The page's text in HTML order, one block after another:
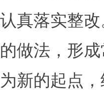
真落实整
做法，形
新的起点